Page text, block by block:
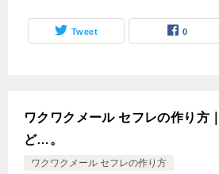
Tweet 0
ワクワクメール セフレの作り方
ど…。
ワクワクメール セフレの作り方